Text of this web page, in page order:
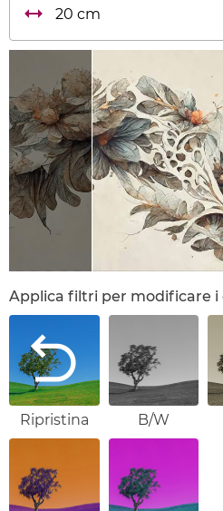
Applica filtri per modificare i
Ripristina B/W